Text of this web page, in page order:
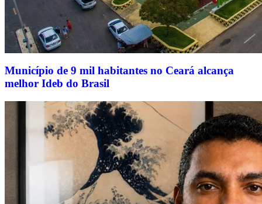
Município de 9 mil habitantes no Ceará alcança
melhor Ideb do Brasil